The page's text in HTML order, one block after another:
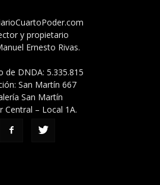
y propietario
Ernesto Rivas.
de DNDA: 5.335.815
San Martín 667
San Martín
Central – Local 1A.